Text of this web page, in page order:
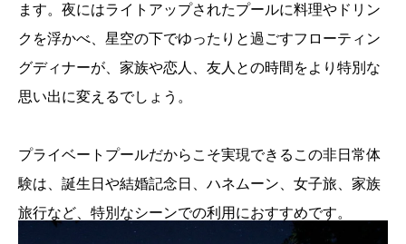
ます。夜にはライトアップされたプールに料理やドリン
クを浮かべ、星空の下でゆったりと過ごすフローティン
グディナーが、家族や恋人、友人との時間をより特別な
思い出に変えるでしょう。
プライベートプールだからこそ実現できるこの非日常体
験は、誕生日や結婚記念日、ハネムーン、女子旅、家族
旅行など、特別なシーンでの利用におすすめです。